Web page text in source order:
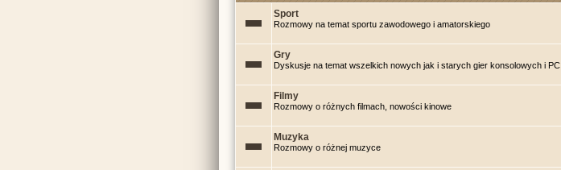
Sport
Rozmowy na temat sportu zawodowego i amatorskiego
Gry
Dyskusje na temat wszelkich nowych jak i starych gier konsolowych i PC
Filmy
Rozmowy o różnych filmach, nowości kinowe
Muzyka
Rozmowy o różnej muzyce